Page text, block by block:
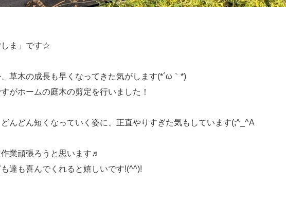
しま」です☆
草木の成長も早くなってきた気がします(*´ω｀*)
がホームの庭木の剪定を行いました！
んどん短くなっていく姿に、正直やりすぎた気もしています(;^_^A
業頑張ろうと思います♬
達も喜んでくれると嬉しいです!(^^)!